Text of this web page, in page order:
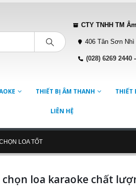
CTY TNHH TM
406 Tân Sơn
(028) 6269 2440
THIẾT BỊ ÂM THANH THIẾT
LIÊN HỆ
LOA TỐT
chọn loa karaoke chất